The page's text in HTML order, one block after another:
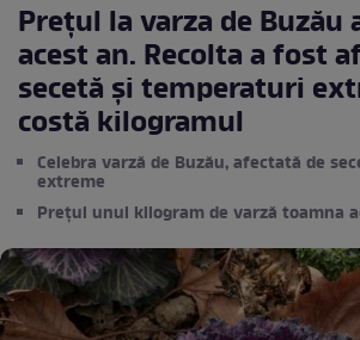
Prețul la varza de Buzău
acest an. Recolta a fost
secetă și temperaturi
costă kilogramul
Celebra varză de Buzău, afectată de
extreme
Prețul unui kilogram de varză toamna